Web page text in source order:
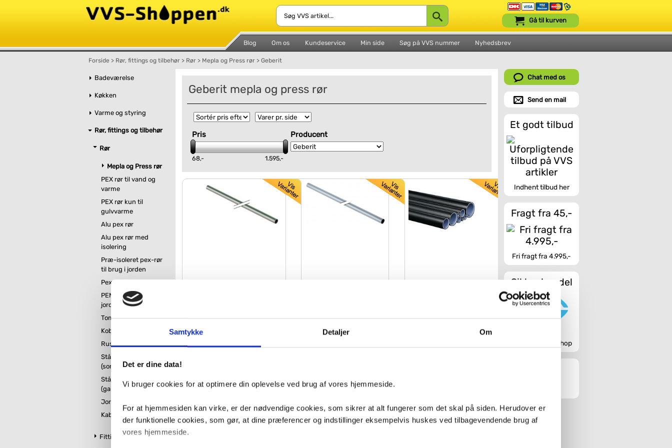
Samtykke Detaljer Om
Det er dine data!
Vi bruger cookies for at optimere din oplevelse ved brug af vores hjemmeside.
For at hjemmesiden kan virke, er der nødvendige cookies, som sikrer at alt fungerer som det skal på siden. Herudover er
der funktionelle cookies, som gør, at dine præferencer og indstillinger eksempelvis huskes ved tilbagevendende brug af
vores hjemmeside.
Blog Om os Kundeservice Min side Søg på VVS nummer Nyhedsbrev
Gå til kurven
Forside > Rør, fittings og tilbehør > Rør > Mepla og Press rør > Geberit
Badeværelse
Køkken
Varme og styring
Rør, fittings og tilbehør
Rør
Mepla og Press rør
PEX rør til vand og
varme
PEX rør kun til
gulvvarme
Alu pex rør
Alu pex rør med
isolering
Præ-isoleret pex-rør
til brug i jorden
Pexrør med isolering
PEM rør (vandrør til
jord)
Tom rør
Kobber rør
Rustfrie rør
Stålrør til varme
(sorte)
Stålrør til brugsvand
(galvaniserede)
Jordvarmerør
Kabelrør
Fittings
Geberit mepla og press rør
Pris
68,- 1.595,-
Producent
Levering 1-2 dage
Levering 1-2 dage
Levering 1-2 dage
Chat med os
Send en mail
Et godt tilbud
Indhent tilbud her
Fragt fra 45,-
Fri fragt fra 4.995,-
Sikker handel
Godkendt webshop